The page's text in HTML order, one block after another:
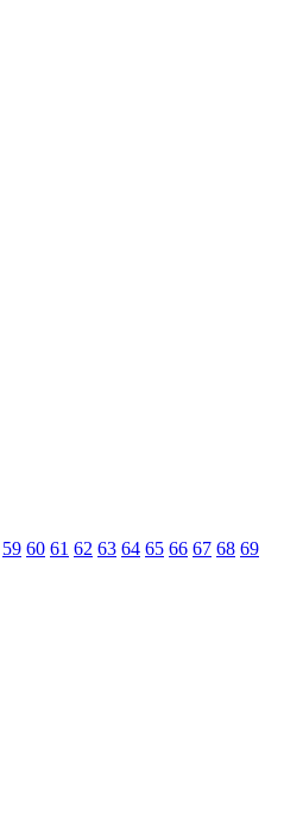
59 60 61 62 63 64 65 66 67 68 69